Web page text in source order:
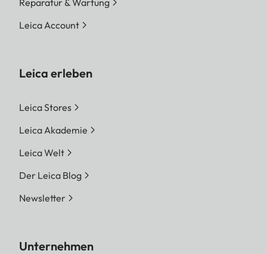
Leica Account
Leica erleben
Leica Stores
Leica Akademie
Leica Welt
Der Leica Blog
Newsletter
Unternehmen